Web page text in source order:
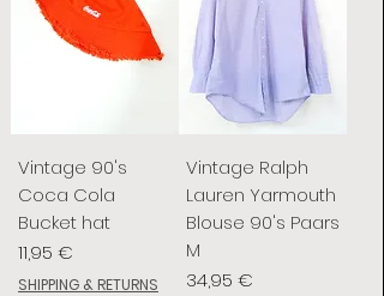
Vintage 90's
Coca Cola
Bucket hat
Preis
11,95 €
SHIPPING & RETURNS
Vintage Ralph
Lauren Yarmouth
Blouse 90's Paars
M
Preis
34,95 €